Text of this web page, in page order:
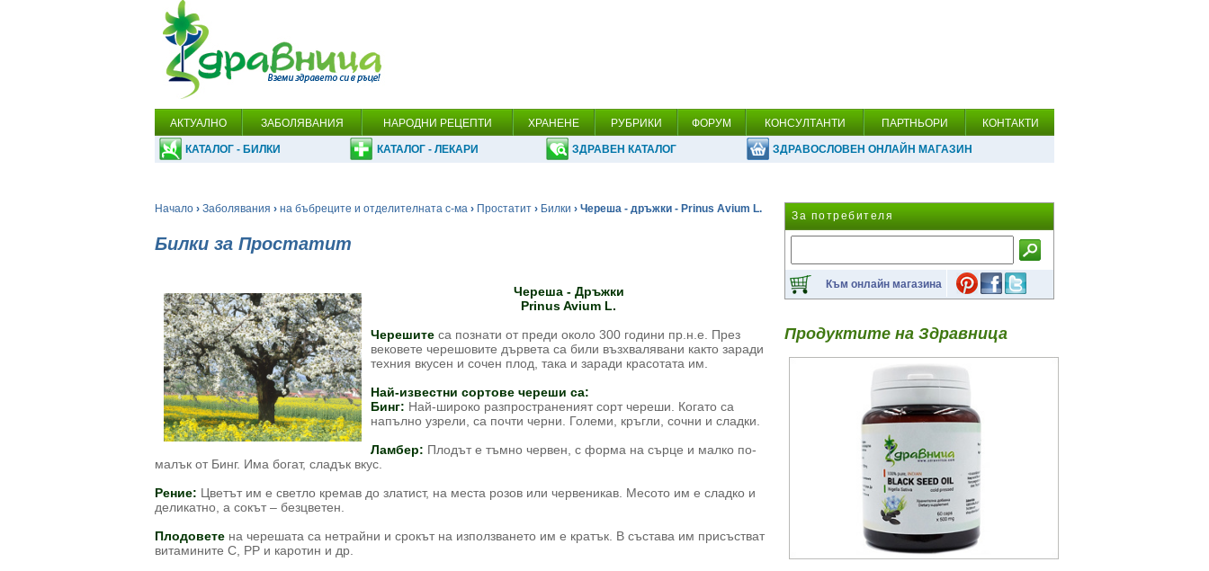
АКТУАЛНО ЗАБОЛЯВАНИЯ НАРОДНИ РЕЦЕПТИ ХРАНЕНЕ РУБРИКИ ФОРУМ КОНСУЛТАНТИ ПАРТНЬОРИ КОНТАКТИ
КАТАЛОГ - БИЛКИ КАТАЛОГ - ЛЕКАРИ ЗДРАВЕН КАТАЛОГ ЗДРАВОСЛОВЕН ОНЛАЙН МАГАЗИН
Начало › Заболявания › на бъбреците и отделителната с-ма › Простатит › Билки › Череша - дръжки - Prinus Avium L.
Билки за Простатит
Череша - Дръжки
Prinus Avium L.
Черешите са познати от преди около 300 години пр.н.е. През
вековете черешовите дървета са били възхвалявани както заради
техния вкусен и сочен плод, така и заради красотата им.
Най-известни сортове череши са:
Бинг: Най-широко разпространеният сорт череши. Когато са
напълно узрели, са почти черни. Големи, кръгли, сочни и сладки.
Ламбер: Плодът е тъмно червен, с форма на сърце и малко по-
малък от Бинг. Има богат, сладък вкус.
Рение: Цветът им е светло кремав до златист, на места розов или червеникав. Месото им е сладко и
деликатно, а сокът – безцветен.
Плодовете на черешата са нетрайни и срокът на използването им е кратък. В състава им присъстват
витамините С, РР и каротин и др.
За потребителя
Към онлайн магазина
Продуктите на Здравница